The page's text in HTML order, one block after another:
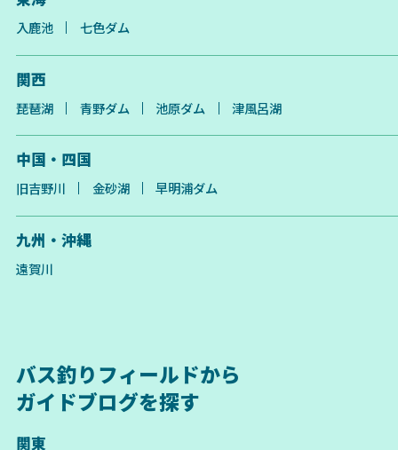
入鹿池 七色ダム
関西
琵琶湖 青野ダム 池原ダム 津風呂湖
中国・四国
旧吉野川 金砂湖 早明浦ダム
九州・沖縄
遠賀川
バス釣りフィールドから
ガイドブログを探す
関東